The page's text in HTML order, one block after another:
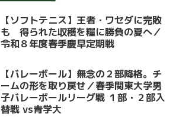
【ソフトテニス】王者・ワセダに完敗
も 得られた収穫を糧に勝負の夏へ／
令和８年度春季慶早定期戦
【バレーボール】無念の２部降格。チ
ームの形を取り戻せ／春季関東大学男
子バレーボールリーグ戦 １部・２部入
替戦 vs青学大